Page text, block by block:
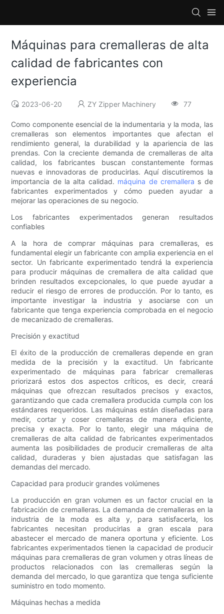
Máquinas para cremalleras de alta
calidad de fabricantes con
experiencia
2023-06-20 ZY Zipper Machinery 77
Como componente esencial de la indumentaria y la moda, las
cremalleras son elementos importantes que afectan el
rendimiento general, la durabilidad y la apariencia de las
prendas. Con la creciente demanda de cremalleras de alta
calidad, los fabricantes buscan constantemente formas
nuevas e innovadoras de producirlas. Aquí discutiremos la
importancia de la alta calidad. máquina de cremallera s de
fabricantes experimentados y cómo pueden ayudar a
mejorar las operaciones de su negocio.
Los fabricantes experimentados generan resultados
confiables
A la hora de comprar máquinas para cremalleras, es
fundamental elegir un fabricante con amplia experiencia en el
sector. Un fabricante experimentado tendrá la experiencia
para producir máquinas de cremallera de alta calidad que
brinden resultados excepcionales, lo que puede ayudar a
reducir el riesgo de errores de producción. Por lo tanto, es
importante investigar la industria y asociarse con un
fabricante que tenga experiencia comprobada en el negocio
de mecanizado de cremalleras.
Precisión y exactitud
El éxito de la producción de cremalleras depende en gran
medida de la precisión y la exactitud. Un fabricante
experimentado de máquinas para fabricar cremalleras
priorizará estos dos aspectos críticos, es decir, creará
máquinas que ofrezcan resultados precisos y exactos,
garantizando que cada cremallera producida cumpla con los
estándares requeridos. Las máquinas están diseñadas para
medir, cortar y coser cremalleras de manera eficiente,
precisa y exacta. Por lo tanto, elegir una máquina de
cremalleras de alta calidad de fabricantes experimentados
aumenta las posibilidades de producir cremalleras de alta
calidad, duraderas y bien ajustadas que satisfagan las
demandas del mercado.
Capacidad para producir grandes volúmenes
La producción en gran volumen es un factor crucial en la
fabricación de cremalleras. La demanda de cremalleras en la
industria de la moda es alta y, para satisfacerla, los
fabricantes necesitan producirlas a gran escala para
abastecer el mercado de manera oportuna y eficiente. Los
fabricantes experimentados tienen la capacidad de producir
máquinas para cremalleras de gran volumen y otras líneas de
productos relacionados con las cremalleras según la
demanda del mercado, lo que garantiza que tenga suficiente
suministro en todo momento.
Máquinas hechas a medida